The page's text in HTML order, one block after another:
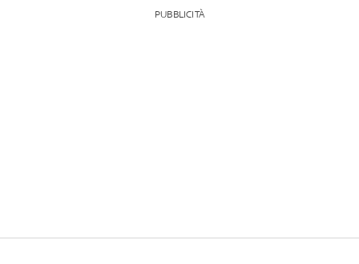
PUBBLICITÀ